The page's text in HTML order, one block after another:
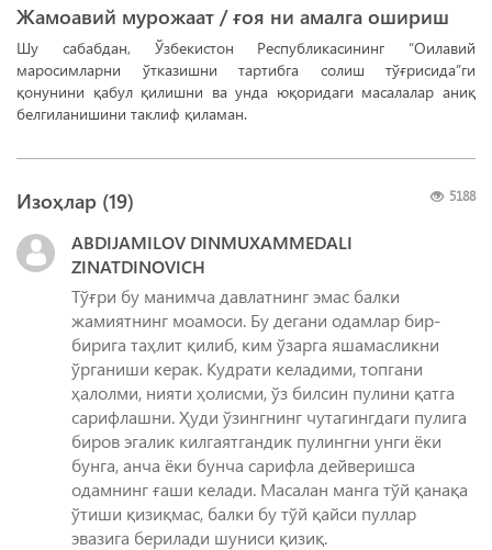
Жамоавий мурожаат / ғоя ни амалга ошириш
Шу сабабдан, Ўзбекистон Республикасининг “Оилавий
маросимларни ўтказишни тартибга солиш тўғрисида”ги
қонунини қабул қилишни ва унда юқоридаги масалалар аниқ
белгиланишини таклиф қиламан.
5188
Изоҳлар (19)
ABDIJAMILOV DINMUXAMMEDALI
ZINATDINOVICH
Тўғри бу манимча давлатнинг эмас балки
жамиятнинг моамоси. Бу дегани одамлар бир-
бирига таҳлит қилиб, ким ўзарга яшамасликни
ўрганиши керак. Кудрати келадими, топгани
ҳалолми, нияти ҳолисми, ўз билсин пулини қатга
сарифлашни. Ҳуди ўзингнинг чутагингдаги пулига
биров эгалик килгаятгандик пулингни унги ёки
бунга, анча ёки бунча сарифла дейверишса
одамнинг ғаши келади. Масалан манга тўй қанақа
ўтиши қизиқмас, балки бу тўй қайси пуллар
эвазига берилади шуниси қизиқ.